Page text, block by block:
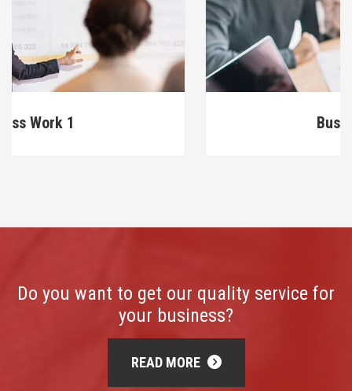
Do you want to get our quality service for
your business?
READ MORE